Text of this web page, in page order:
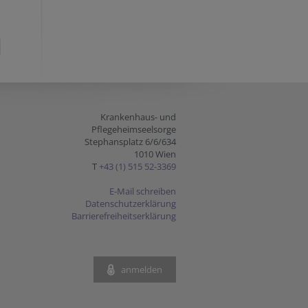
Krankenhaus- und
Pflegeheimseelsorge
Stephansplatz 6/6/634
1010 Wien
T +43 (1) 515 52-3369
E-Mail schreiben
Datenschutzerklärung
Barrierefreiheitserklärung
anmelden